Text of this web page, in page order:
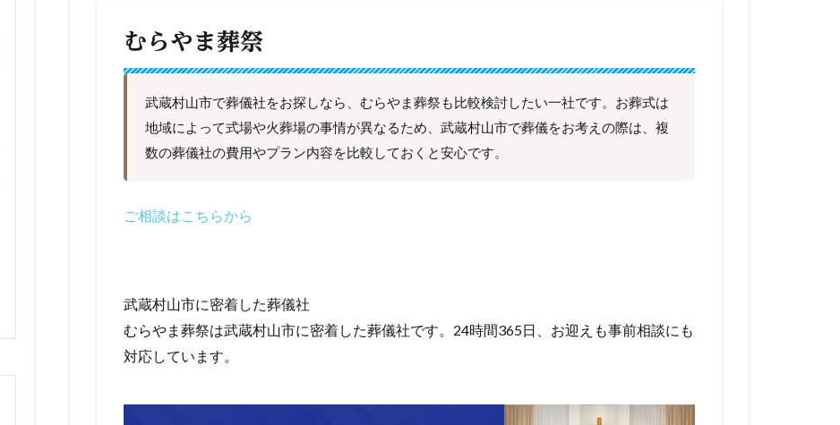
むらやま葬祭
武蔵村山市で葬儀社をお探しなら、むらやま葬祭も比較検討したい一社です。お葬式は
地域によって式場や火葬場の事情が異なるため、武蔵村山市で葬儀をお考えの際は、複
数の葬儀社の費用やプラン内容を比較しておくと安心です。
ご相談はこちらから
武蔵村山市に密着した葬儀社
むらやま葬祭は武蔵村山市に密着した葬儀社です。24時間365日、お迎えも事前相談にも
対応しています。